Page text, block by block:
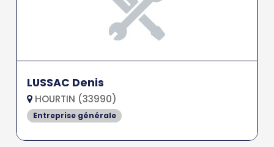
LUSSAC Denis
HOURTIN (33990)
Entreprise générale